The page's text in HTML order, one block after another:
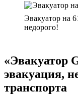
Эвакуатор на
недорого!
«Эвакуатор
эвакуация,
транспорта